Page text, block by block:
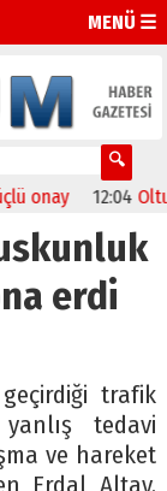
MENÜ ☰
12:04
erdi
trafik
tedavi
ve hareket